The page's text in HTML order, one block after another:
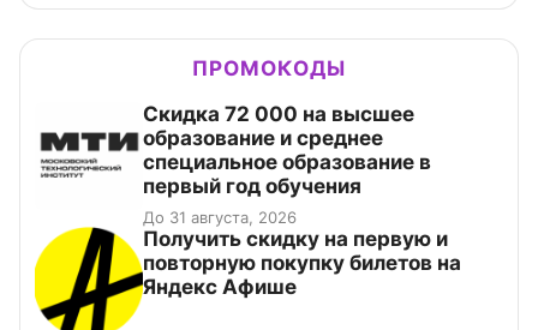
ПРОМОКОДЫ
Скидка 72 000 на высшее
образование и среднее
специальное образование в
первый год обучения
До 31 августа, 2026
Получить скидку на первую и
повторную покупку билетов на
Яндекс Афише